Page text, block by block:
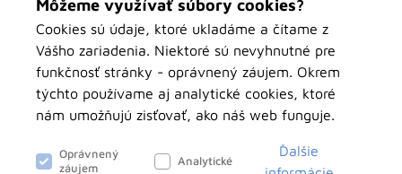
Prihlásiť sa
Atribúty
Farba
Môžeme využívať súbory cookies?
Cookies sú údaje, ktoré ukladáme a čítame z
Vášho zariadenia. Niektoré sú nevyhnutné pre
funkčnosť stránky - oprávnený záujem. Okrem
týchto používame aj analytické cookies, ktoré
nám umožňujú zisťovať, ako náš web funguje.
Oprávnený
záujem
Analytické
Ďalšie